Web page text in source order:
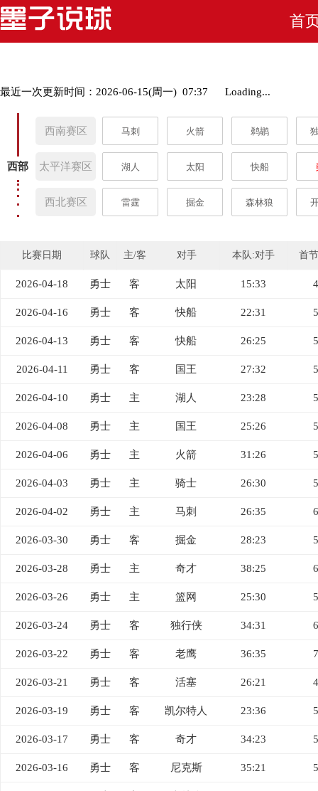
首
最近一次更新时间：2026-06-15(周一) 07:37 Loading...
西部
西南赛区 马刺 火箭 鹈鹕
太平洋赛区 湖人 太阳 快船
西北赛区 雷霆 掘金 森林狼
比赛日期 球队 主/客 对手 本队:对手 首
2026-04-18 勇士 客 太阳 15:33
2026-04-16 勇士 客 快船 22:31
2026-04-13 勇士 客 快船 26:25
2026-04-11 勇士 客 国王 27:32
2026-04-10 勇士 主 湖人 23:28
2026-04-08 勇士 主 国王 25:26
2026-04-06 勇士 主 火箭 31:26
2026-04-03 勇士 主 骑士 26:30
2026-04-02 勇士 主 马刺 26:35
2026-03-30 勇士 客 掘金 28:23
2026-03-28 勇士 主 奇才 38:25
2026-03-26 勇士 主 篮网 25:30
2026-03-24 勇士 客 独行侠 34:31
2026-03-22 勇士 客 老鹰 36:35
2026-03-21 勇士 客 活塞 26:21
2026-03-19 勇士 客 凯尔特人 23:36
2026-03-17 勇士 客 奇才 34:23
2026-03-16 勇士 客 尼克斯 35:21